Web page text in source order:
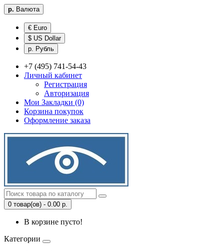
р. Валюта
€ Euro
$ US Dollar
р. Рубль
+7 (495) 741-54-43
Личный кабинет
Регистрация
Авторизация
Мои Закладки (0)
Корзина покупок
Оформление заказа
0 товар(ов) - 0.00 р.
В корзине пусто!
Категории